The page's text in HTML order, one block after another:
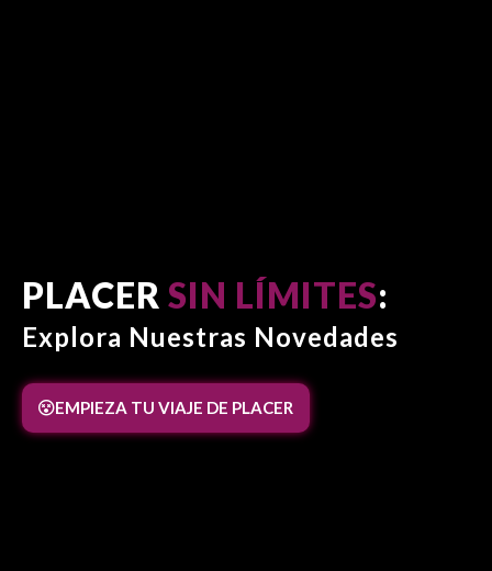
PLACER SIN LÍMITES:
Explora Nuestras Novedades
EMPIEZA TU VIAJE DE PLACER